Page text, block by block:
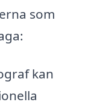
som
kan